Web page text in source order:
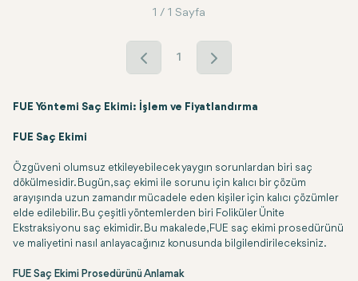
1 / 1 Sayfa
1
FUE Yöntemi Saç Ekimi: İşlem ve Fiyatlandırma
FUE Saç Ekimi
Özgüveni olumsuz etkileyebilecek yaygın sorunlardan biri saç
dökülmesidir. Bugün, saç ekimi ile sorunu için kalıcı bir çözüm
arayışında uzun zamandır mücadele eden kişiler için kalıcı çözümler
elde edilebilir. Bu çeşitli yöntemlerden biri Foliküler Ünite
Ekstraksiyonu saç ekimidir. Bu makalede, FUE saç ekimi prosedürünü
ve maliyetini nasıl anlayacağınız konusunda bilgilendirileceksiniz.
FUE Saç Ekimi Prosedürünü Anlamak